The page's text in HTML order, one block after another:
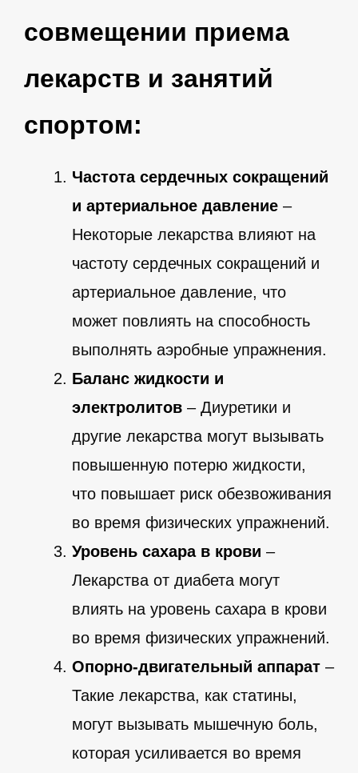
совмещении приема
лекарств и занятий
спортом:
Частота сердечных сокращений
и артериальное давление –
Некоторые лекарства влияют на
частоту сердечных сокращений и
артериальное давление, что
может повлиять на способность
выполнять аэробные упражнения.
Баланс жидкости и
электролитов – Диуретики и
другие лекарства могут вызывать
повышенную потерю жидкости,
что повышает риск обезвоживания
во время физических упражнений.
Уровень сахара в крови –
Лекарства от диабета могут
влиять на уровень сахара в крови
во время физических упражнений.
Опорно-двигательный аппарат –
Такие лекарства, как статины,
могут вызывать мышечную боль,
которая усиливается во время